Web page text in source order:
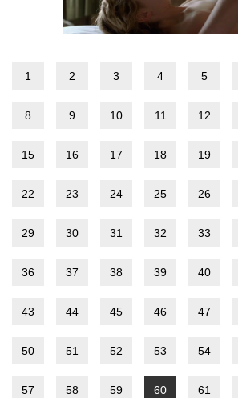
1 2 3 4 5
8 9 10 11 12
15 16 17 18 19
22 23 24 25 26
29 30 31 32 33
36 37 38 39 40
43 44 45 46 47
50 51 52 53 54
57 58 59 60 61